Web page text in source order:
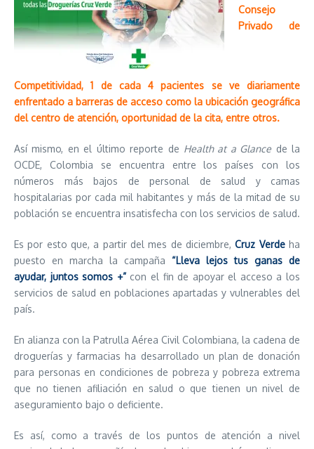
Consejo
Privado de
Competitividad, 1 de cada 4 pacientes se ve diariamente
enfrentado a barreras de acceso como la ubicación geográfica
del centro de atención, oportunidad de la cita, entre otros.
Así mismo, en el último reporte de Health at a Glance de la
OCDE, Colombia se encuentra entre los países con los
números más bajos de personal de salud y camas
hospitalarias por cada mil habitantes y más de la mitad de su
población se encuentra insatisfecha con los servicios de salud.
Es por esto que, a partir del mes de diciembre,Cruz Verdeha
puesto en marcha la campaña
“Lleva lejos tus ganas de
ayudar, juntos somos +” con el fin de apoyar el acceso a los
servicios de salud en poblaciones apartadas y vulnerables del
país.
En alianza con la Patrulla Aérea Civil Colombiana, la cadena de
droguerías y farmacias ha desarrollado un plan de donación
para personas en condiciones de pobreza y pobreza extrema
que no tienen afiliación en salud o que tienen un nivel de
aseguramiento bajo o deficiente.
Es así, como a través de los puntos de atención a nivel